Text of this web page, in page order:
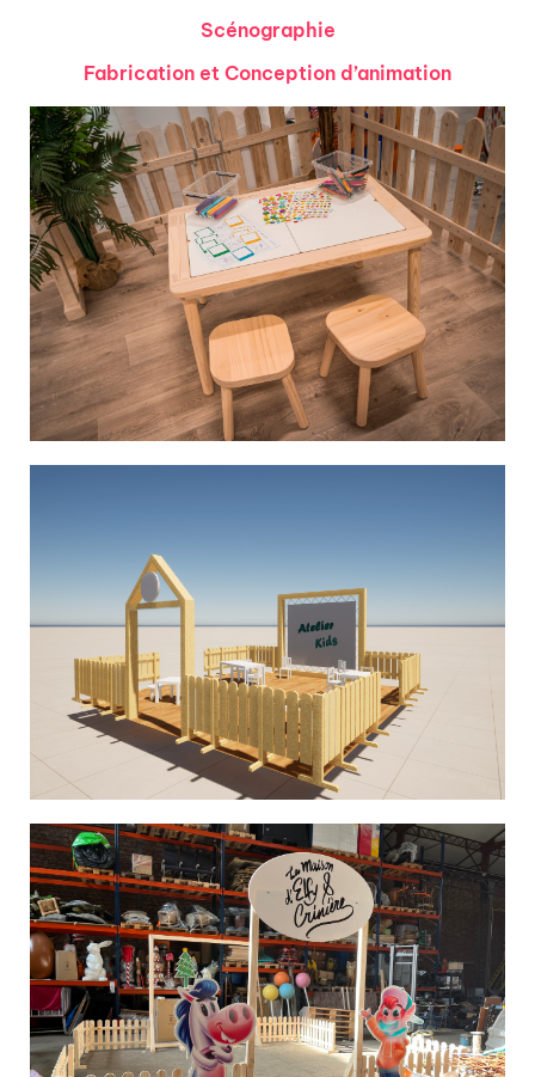
Scénographie
Fabrication et Conception d’animation
Notre équipe étudie vos demandes
personnalisées grâce à un cahier des charges
précis. Animations, Décors, Concepts, tout est
possible.
Nous réalisons des conceptions scénographiées
sur dessin ou sur logiciel vous permettant de
vous plonger au mieux dans l‘univers demandé.
Avec notre atelier et notre équipe, nous
fabriquons nos propres décors dans nos ateliers
et nous vous permettons d’en créer sur mesure.
Nous conçevons également nos propres
animations de A à Z.